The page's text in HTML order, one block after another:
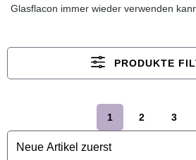
Glasflacon immer wieder verwenden
PRODUKTE
Seite
1
Seite
2
Seite
3